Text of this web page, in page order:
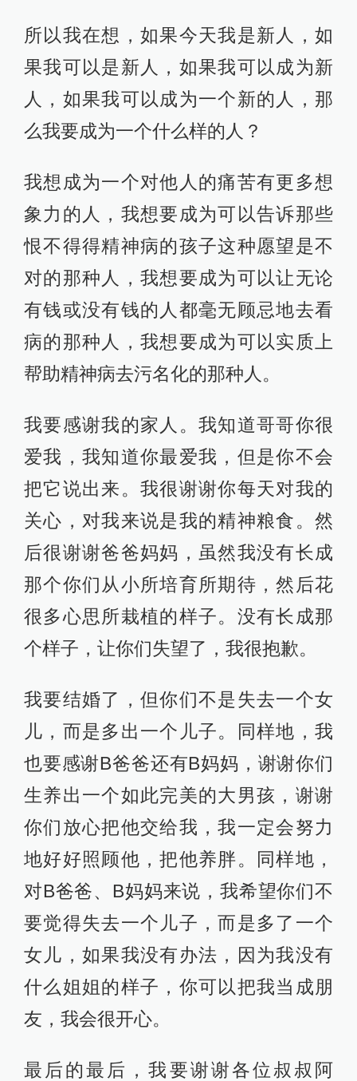
所以我在想，如果今天我是新人，如
果我可以是新人，如果我可以成为新
人，如果我可以成为一个新的人，那
么我要成为一个什么样的人？
我想成为一个对他人的痛苦有更多想
象力的人，我想要成为可以告诉那些
恨不得得精神病的孩子这种愿望是不
对的那种人，我想要成为可以让无论
有钱或没有钱的人都毫无顾忌地去看
病的那种人，我想要成为可以实质上
帮助精神病去污名化的那种人。
我要感谢我的家人。我知道哥哥你很
爱我，我知道你最爱我，但是你不会
把它说出来。我很谢谢你每天对我的
关心，对我来说是我的精神粮食。然
后很谢谢爸爸妈妈，虽然我没有长成
那个你们从小所培育所期待，然后花
很多心思所栽植的样子。没有长成那
个样子，让你们失望了，我很抱歉。
我要结婚了，但你们不是失去一个女
儿，而是多出一个儿子。同样地，我
也要感谢B爸爸还有B妈妈，谢谢你们
生养出一个如此完美的大男孩，谢谢
你们放心把他交给我，我一定会努力
地好好照顾他，把他养胖。同样地，
对B爸爸、B妈妈来说，我希望你们不
要觉得失去一个儿子，而是多了一个
女儿，如果我没有办法，因为我没有
什么姐姐的样子，你可以把我当成朋
友，我会很开心。
最后的最后，我要谢谢各位叔叔阿